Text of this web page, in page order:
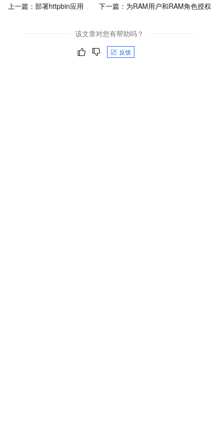
上一篇： 部署httpbin应用 下一篇： 为RAM用户和RAM角色授权
该文章对您有帮助吗？
反馈